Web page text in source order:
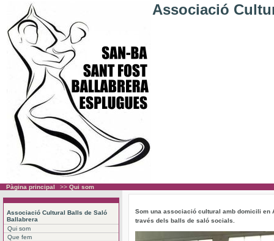
Associació
Pàgina principal >> Qui som
Associació Cultural Balls de Saló
Ballabrera
Qui som
Que fem
Som una associació cultural amb domicili en
través dels balls de saló socials.